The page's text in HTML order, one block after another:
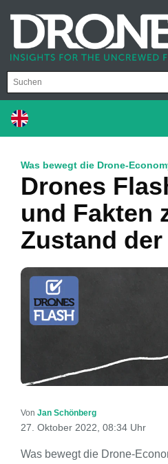
Was bewegt die Drone-
Drones
und Fakten
Zustand
Von Jan Schönberg
27. Oktober 2022, 08:34 Uhr
Was bewegt die Drone-